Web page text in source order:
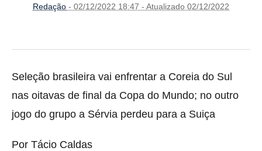
Redação - 02/12/2022 18:47 - Atualizado 02/12/2022
Seleção brasileira vai enfrentar a Coreia do Sul
nas oitavas de final da Copa do Mundo; no outro
jogo do grupo a Sérvia perdeu para a Suiça
Por Tácio Caldas